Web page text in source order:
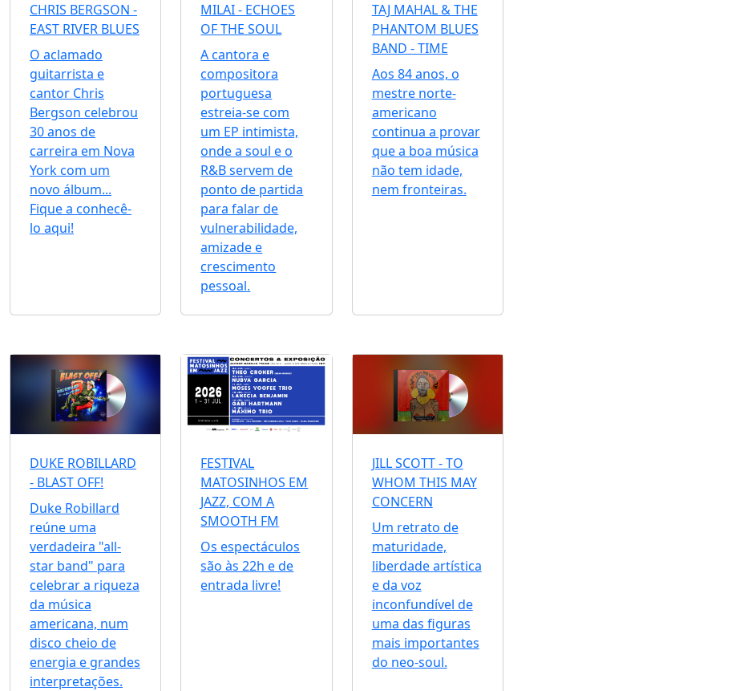
CHRIS BERGSON -
EAST RIVER BLUES
O aclamado
guitarrista e
cantor Chris
Bergson celebrou
30 anos de
carreira em Nova
York com um
novo álbum...
Fique a conhecê-
lo aqui!
MILAI - ECHOES
OF THE SOUL
A cantora e
compositora
portuguesa
estreia-se com
um EP intimista,
onde a soul e o
R&B servem de
ponto de partida
para falar de
vulnerabilidade,
amizade e
crescimento
pessoal.
TAJ MAHAL & THE
PHANTOM BLUES
BAND - TIME
Aos 84 anos, o
mestre norte-
americano
continua a provar
que a boa música
não tem idade,
nem fronteiras.
DUKE ROBILLARD
- BLAST OFF!
Duke Robillard
reúne uma
verdadeira "all-
star band" para
celebrar a riqueza
da música
americana, num
disco cheio de
energia e grandes
interpretações.
FESTIVAL
MATOSINHOS EM
JAZZ, COM A
SMOOTH FM
Os espectáculos
são às 22h e de
entrada livre!
JILL SCOTT - TO
WHOM THIS MAY
CONCERN
Um retrato de
maturidade,
liberdade artística
e da voz
inconfundível de
uma das figuras
mais importantes
do neo-soul.